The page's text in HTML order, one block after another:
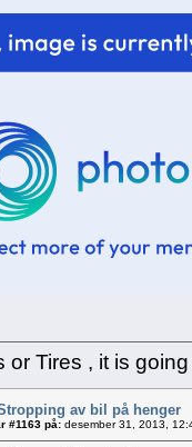
or Tires , it is
av bil på henger
#1163 på: desember 31, 2013,